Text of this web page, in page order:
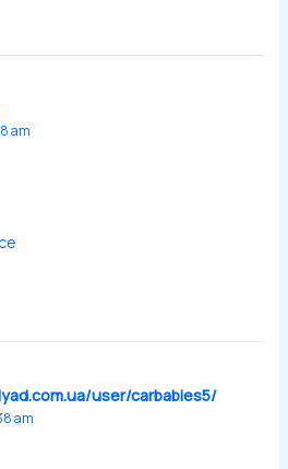
am
user/carbabies5/
am